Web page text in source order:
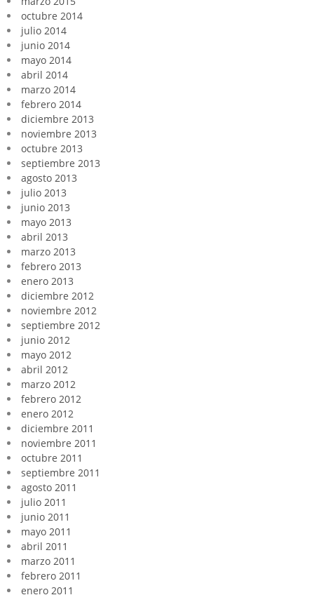
octubre 2014
julio 2014
junio 2014
mayo 2014
abril 2014
marzo 2014
febrero 2014
diciembre 2013
noviembre 2013
octubre 2013
septiembre 2013
agosto 2013
julio 2013
junio 2013
mayo 2013
abril 2013
marzo 2013
febrero 2013
enero 2013
diciembre 2012
noviembre 2012
septiembre 2012
junio 2012
mayo 2012
abril 2012
marzo 2012
febrero 2012
enero 2012
diciembre 2011
noviembre 2011
octubre 2011
septiembre 2011
agosto 2011
julio 2011
junio 2011
mayo 2011
abril 2011
marzo 2011
febrero 2011
enero 2011